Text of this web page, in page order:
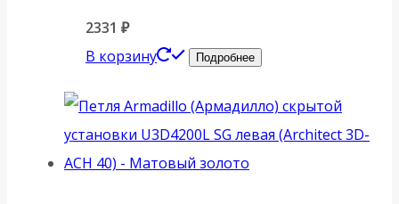
2331 ₽
В корзину
Подробнее